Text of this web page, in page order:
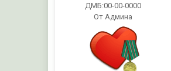
ДМБ:00-00-0000
От Админа